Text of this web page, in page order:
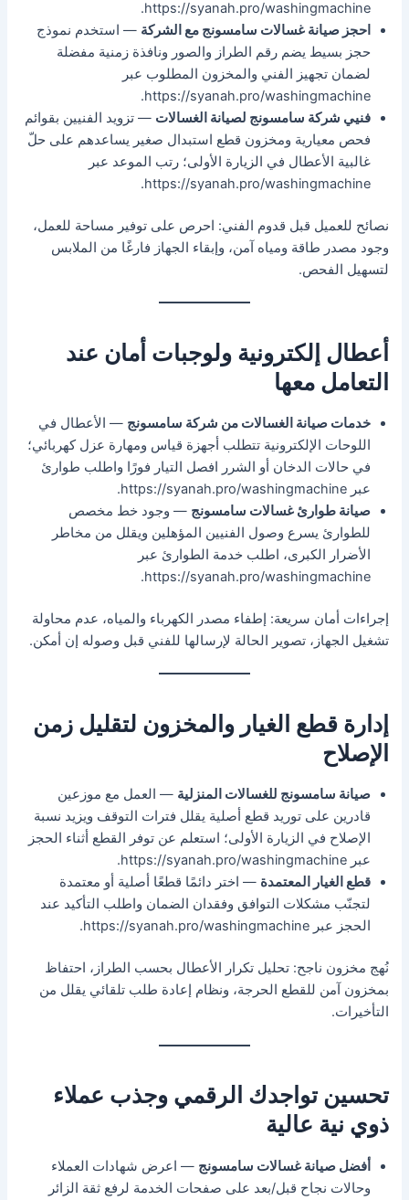
https://syanah.pro/washingmachine.
احجز صيانة غسالات سامسونج مع الشركة — استخدم نموذج
حجز بسيط يضم رقم الطراز والصور ونافذة زمنية مفضلة
لضمان تجهيز الفني والمخزون المطلوب عبر
https://syanah.pro/washingmachine.
فنيي شركة سامسونج لصيانة الغسالات — تزويد الفنيين بقوائم
فحص معيارية ومخزون قطع استبدال صغير يساعدهم على حلّ
غالبية الأعطال في الزيارة الأولى؛ رتب الموعد عبر
https://syanah.pro/washingmachine.
نصائح للعميل قبل قدوم الفني: احرص على توفير مساحة للعمل،
وجود مصدر طاقة ومياه آمن، وإبقاء الجهاز فارغًا من الملابس
لتسهيل الفحص.
أعطال إلكترونية ولوجبات أمان عند
التعامل معها
خدمات صيانة الغسالات من شركة سامسونج — الأعطال في
اللوحات الإلكترونية تتطلب أجهزة قياس ومهارة عزل كهربائي؛
في حالات الدخان أو الشرر افصل التيار فورًا واطلب طوارئ
عبر https://syanah.pro/washingmachine.
صيانة طوارئ غسالات سامسونج — وجود خط مخصص
للطوارئ يسرع وصول الفنيين المؤهلين ويقلل من مخاطر
الأضرار الكبرى، اطلب خدمة الطوارئ عبر
https://syanah.pro/washingmachine.
إجراءات أمان سريعة: إطفاء مصدر الكهرباء والمياه، عدم محاولة
تشغيل الجهاز، تصوير الحالة لإرسالها للفني قبل وصوله إن أمكن.
إدارة قطع الغيار والمخزون لتقليل زمن
الإصلاح
صيانة سامسونج للغسالات المنزلية — العمل مع موزعين
قادرين على توريد قطع أصلية يقلل فترات التوقف ويزيد نسبة
الإصلاح في الزيارة الأولى؛ استعلم عن توفر القطع أثناء الحجز
عبر https://syanah.pro/washingmachine.
قطع الغيار المعتمدة — اختر دائمًا قطعًا أصلية أو معتمدة
لتجنّب مشكلات التوافق وفقدان الضمان واطلب التأكيد عند
الحجز عبر https://syanah.pro/washingmachine.
نُهج مخزون ناجح: تحليل تكرار الأعطال بحسب الطراز، احتفاظ
بمخزون آمن للقطع الحرجة، ونظام إعادة طلب تلقائي يقلل من
التأخيرات.
تحسين تواجدك الرقمي وجذب عملاء
ذوي نية عالية
أفضل صيانة غسالات سامسونج — اعرض شهادات العملاء
وحالات نجاح قبل/بعد على صفحات الخدمة لرفع ثقة الزائر